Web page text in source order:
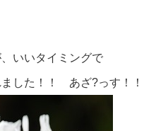
いいタイミングで
した！！ あざ?っす！！